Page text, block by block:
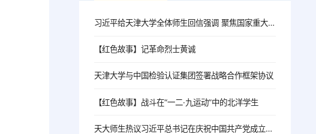
习近平给天津大学全体师生回信强调 聚焦国家重大战略需求提高人才培养质量 更好服务经济社会发展
【红色故事】记革命烈士黄诚
天津大学与中国检验认证集团签署战略合作框架协议
【红色故事】战斗在“一二·九运动”中的北洋学生
天大师生热议习近平总书记在庆祝中国共产党成立105周年大会上的重要讲话